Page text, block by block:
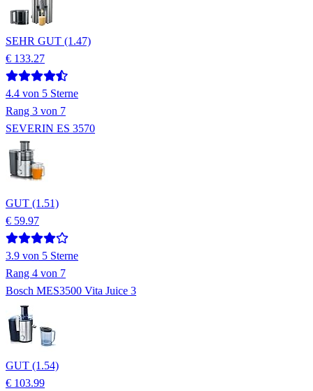
SEHR GUT (1.47)
€ 133.27
4.4 von 5 Sterne
Rang 3 von 7
SEVERIN ES 3570
GUT (1.51)
€ 59.97
3.9 von 5 Sterne
Rang 4 von 7
Bosch MES3500 Vita Juice 3
GUT (1.54)
€ 103.99